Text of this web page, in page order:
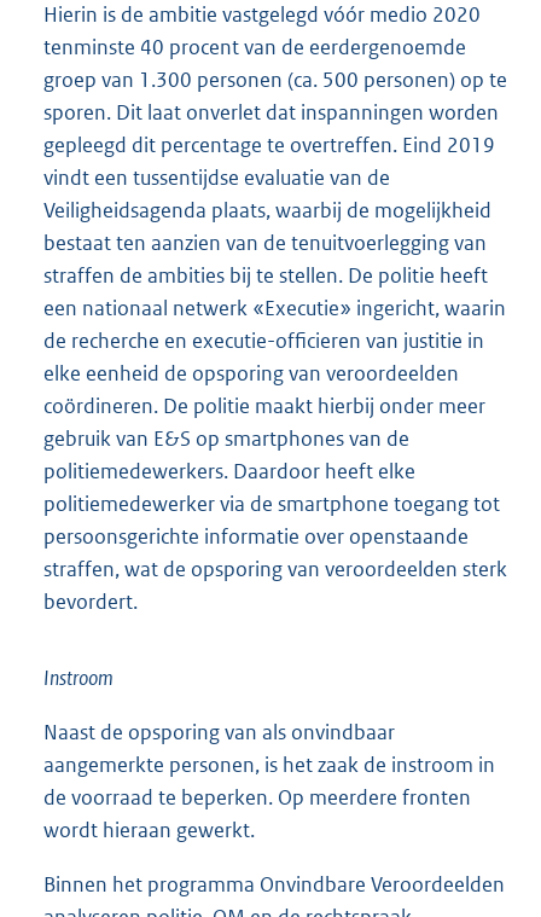
Hierin is de ambitie vastgelegd vóór medio 2020
tenminste 40 procent van de eerdergenoemde
groep van 1.300 personen (ca. 500 personen) op te
sporen. Dit laat onverlet dat inspanningen worden
gepleegd dit percentage te overtreffen. Eind 2019
vindt een tussentijdse evaluatie van de
Veiligheidsagenda plaats, waarbij de mogelijkheid
bestaat ten aanzien van de tenuitvoerlegging van
straffen de ambities bij te stellen. De politie heeft
een nationaal netwerk «Executie» ingericht, waarin
de recherche en executie-officieren van justitie in
elke eenheid de opsporing van veroordeelden
coördineren. De politie maakt hierbij onder meer
gebruik van E&S op smartphones van de
politiemedewerkers. Daardoor heeft elke
politiemedewerker via de smartphone toegang tot
persoonsgerichte informatie over openstaande
straffen, wat de opsporing van veroordeelden sterk
bevordert.
Instroom
Naast de opsporing van als onvindbaar
aangemerkte personen, is het zaak de instroom in
de voorraad te beperken. Op meerdere fronten
wordt hieraan gewerkt.
Binnen het programma Onvindbare Veroordeelden